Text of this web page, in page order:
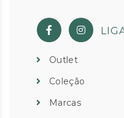
Outlet
Coleção
Marcas